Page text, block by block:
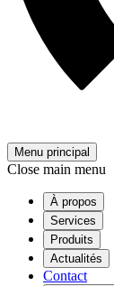
Menu principal
Close main menu
À propos
Services
Produits
Actualités
Contact